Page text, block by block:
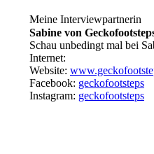
Meine Interviewpartnerin
Sabine von
Schau unbedingt mal bei
Internet:
Website:
Facebook: geckofootsteps
Instagram: geckofootsteps